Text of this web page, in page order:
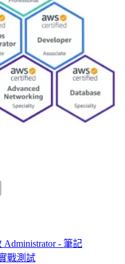
- 筆記
戰測試